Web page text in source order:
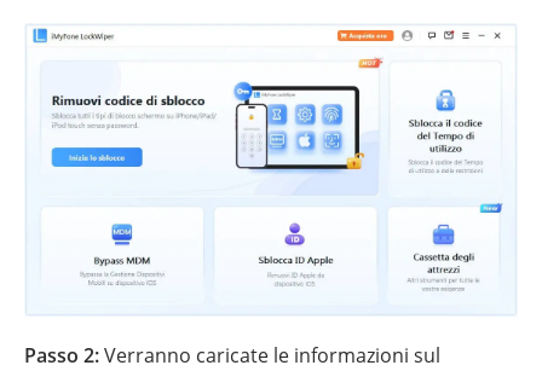
Passo 2:Verranno caricate le informazioni sul